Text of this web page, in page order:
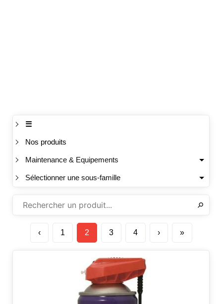
☰
Nos produits
Maintenance & Equipements
Sélectionner une sous-famille
✕
⚲
‹ 1 2 3 4 › »